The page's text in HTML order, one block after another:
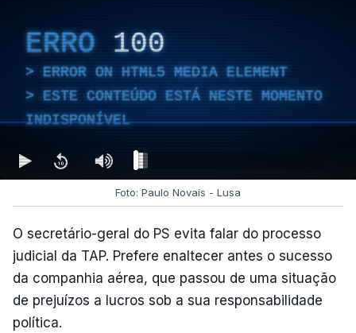
ERRO 100
ERROR ON HTML5 MEDIA ELEMENT
ESTE CONTEÚDO ESTÁ NESTE MOMENTO
INDISPONÍVEL
Foto: Paulo Novais - Lusa
O secretário-geral do PS evita falar do processo
judicial da TAP. Prefere enaltecer antes o sucesso
da companhia aérea, que passou de uma situação
de prejuízos a lucros sob a sua responsabilidade
política.